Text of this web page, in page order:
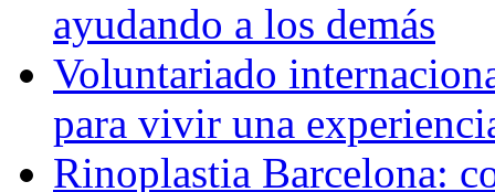
ayudando a los demás
Voluntariado
para vivir una
Rinoplastia Barcelona: